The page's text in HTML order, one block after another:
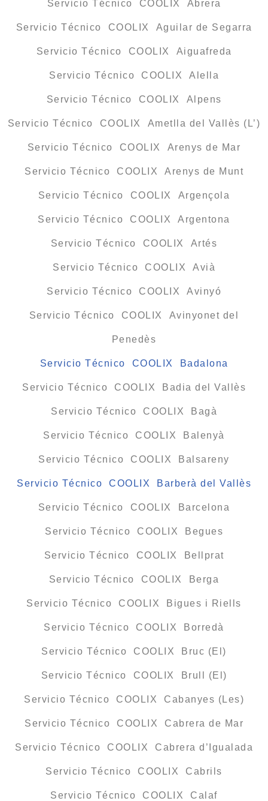
Servicio Técnico COOLIX Abrera
Servicio Técnico COOLIX Aguilar de Segarra
Servicio Técnico COOLIX Aiguafreda
Servicio Técnico COOLIX Alella
Servicio Técnico COOLIX Alpens
Servicio Técnico COOLIX Ametlla del Vallès (L’)
Servicio Técnico COOLIX Arenys de Mar
Servicio Técnico COOLIX Arenys de Munt
Servicio Técnico COOLIX Argençola
Servicio Técnico COOLIX Argentona
Servicio Técnico COOLIX Artés
Servicio Técnico COOLIX Avià
Servicio Técnico COOLIX Avinyó
Servicio Técnico COOLIX Avinyonet del
Penedès
Servicio Técnico COOLIX Badalona
Servicio Técnico COOLIX Badia del Vallès
Servicio Técnico COOLIX Bagà
Servicio Técnico COOLIX Balenyà
Servicio Técnico COOLIX Balsareny
Servicio Técnico COOLIX Barberà del Vallès
Servicio Técnico COOLIX Barcelona
Servicio Técnico COOLIX Begues
Servicio Técnico COOLIX Bellprat
Servicio Técnico COOLIX Berga
Servicio Técnico COOLIX Bigues i Riells
Servicio Técnico COOLIX Borredà
Servicio Técnico COOLIX Bruc (El)
Servicio Técnico COOLIX Brull (El)
Servicio Técnico COOLIX Cabanyes (Les)
Servicio Técnico COOLIX Cabrera de Mar
Servicio Técnico COOLIX Cabrera d’Igualada
Servicio Técnico COOLIX Cabrils
Servicio Técnico COOLIX Calaf